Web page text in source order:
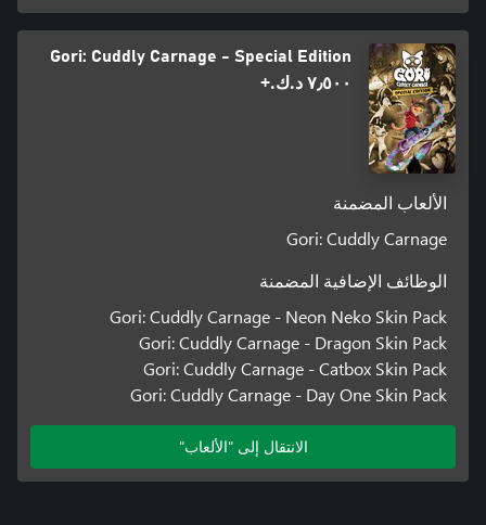
Gori: Cuddly Carnage - Special Edition
٧٫٥٠٠ د.ك.‏+
الألعاب المضمنة
Gori: Cuddly Carnage
الوظائف الإضافية المضمنة
Gori: Cuddly Carnage - Neon Neko Skin Pack
Gori: Cuddly Carnage - Dragon Skin Pack
Gori: Cuddly Carnage - Catbox Skin Pack
Gori: Cuddly Carnage - Day One Skin Pack
الانتقال إلى "الألعاب"